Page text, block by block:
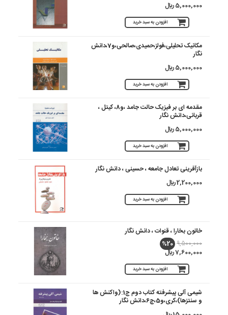
5,000,000 ريال
افزودن به سبد خرید
مکانیک تحلیلی،فولز،حمیدی،صالحی،و7،دانش
نگار
5,000,000 ريال
افزودن به سبد خرید
مقدمه ای بر فیزیک حالت جامد ،و8، کیتل ،
قربانی،دانش نگار
5,000,000 ريال
افزودن به سبد خرید
بازآفرینی تعادل جامعه ، حسینی ، دانش نگار
2,200,000 ريال
افزودن به سبد خرید
خاتون بخارا ، قنوات ، دانش نگار
9,500,000
%20
7,600,000 ريال
افزودن به سبد خرید
شیمی آلی پیشرفته کتاب دوم ج1:(واکنش ها
و سنتزها)،کری،و5،چ6،دانش نگار